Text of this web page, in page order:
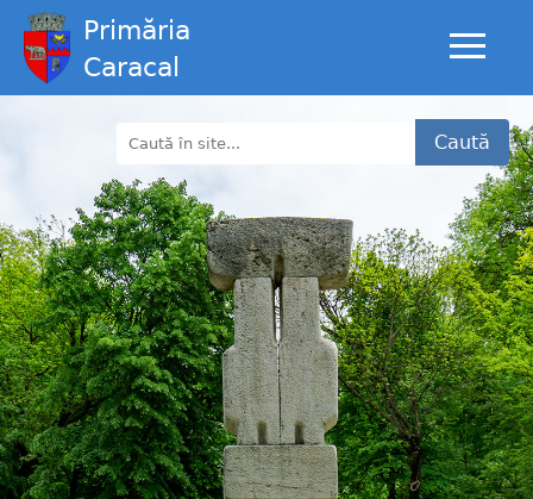
Primăria
Caracal
Caută